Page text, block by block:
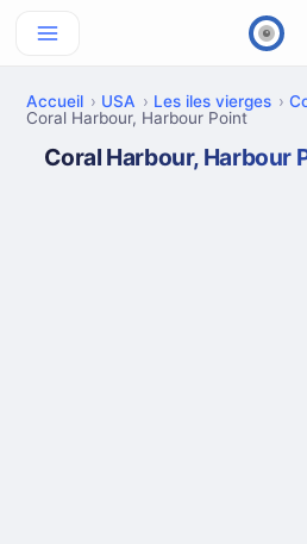
Accueil USA Les iles vierges
Coral Harbour, Harbour Point
Coral Harbour, Harbour